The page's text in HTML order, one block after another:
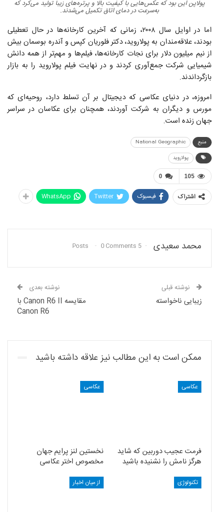
پولاپن این بود که عکس‌هایی با کیفیت بالا و پرتره‌های زیبا تولید می‌کرد که
به‌سرعت در دمای اتاق تکمیل می‌شدند.
اما در اوایل سال ۲۰۰۸، زمانی که آخرین کارخانه‌ها در حال تعطیلی
بودند، علاقه‌مندان به پولاروید، دکتر فلوریان کپس و آندره بوسمان بیش
از نیم میلیون دلار برای نجات کارخانه‌ها، فیلم‌ها و مهم‌تر از همه دانش
شیمیایی شرکت جمع‌آوری کردند و در نهایت فیلم پولاروید را به بازار
بازگرداندند.
امروزه، در دنیای عکاسی که دیجیتال بر آن تسلط دارد، روحیه‌ای که
مورس و دیگران به شرکت آوردند، همچنان برای عکاسان در سراسر
جهان زنده است.
منبع
National Geographic
پولاروید
0 105
اشتراک فیسبوک Twitter
WhatsApp
محمد سعیدی 5 Posts
0 Comments
نوشته قبلی
زیبایی ناخواسته
نوشته بعدی
مقایسه Canon R6 II با
Canon R6
ممکن است به این مطالب نیز علاقه داشته باشید
عکاسی
فرمت عجیب دوربین که شاید
هرگز نامش را نشنیده باشید
عکاسی
نخستین لنز پرایم جهان
مخصوص اختر عکاسی
تکنولوژی از میان اخبار